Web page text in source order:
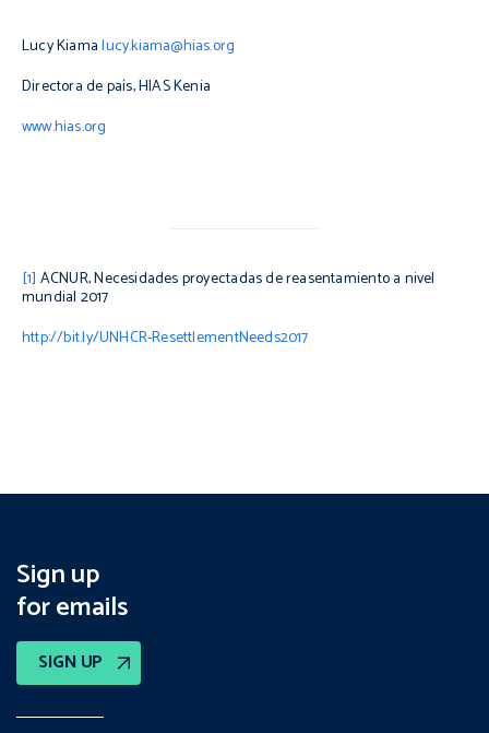
Lucy Kiamalucy.kiama@hias.org
Directora de país, HIAS Kenia
www.hias.org
[1] ACNUR,Necesidades proyectadas de reasentamiento a nivel
mundial 2017
http://bit.ly/UNHCR-ResettlementNeeds2017
Sign up
for emails
SIGN UP